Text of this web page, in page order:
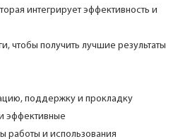
интегрирует эффективность и
чтобы получить лучшие результаты
поддержку и прокладку
эффективные
работы и использования